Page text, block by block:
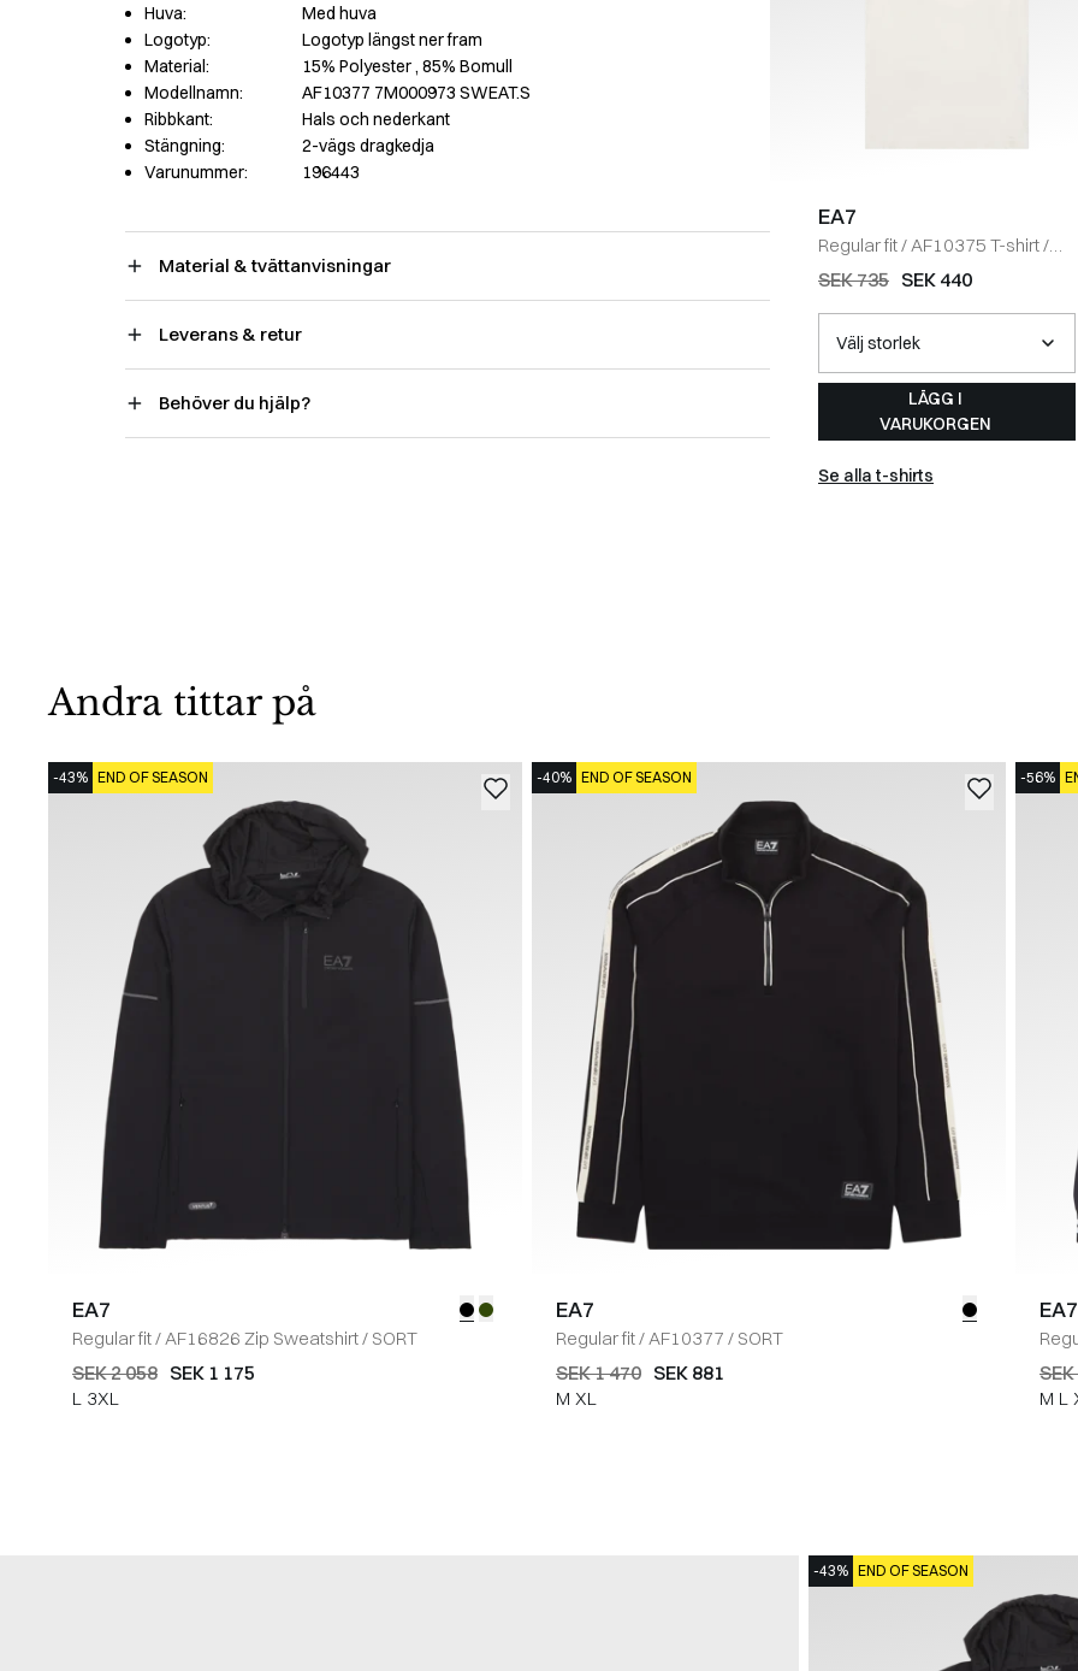
Huva:
Med huva
Logotyp:
Logotyp längst ner fram
Material:
15% Polyester, 85% Bomull
Modellnamn:
AF10377 7M000973 SWEAT.S
Ribbkant:
Hals och nederkant
Stängning:
2-vägs dragkedja
Varunummer:
196443
Material & tvättanvisningar
Leverans & retur
Behöver du hjälp?
EA7
Regular fit/AF10375 T-shirt/
ECRU
SEK 735 SEK 440
LÄGG I
VARUKORGEN
Se alla t-shirts
Andra tittar på
-43% END OF SEASON
EA7
Regular fit/AF16826 Zip Sweatshirt/ SORT
SEK 2 058 SEK 1 175
L 3XL
-40% END OF SEASON
EA7
Regular fit/AF10377 / SORT
SEK 1 470 SEK 881
M XL
-56%
EA7
M L
-43% END OF SEASON